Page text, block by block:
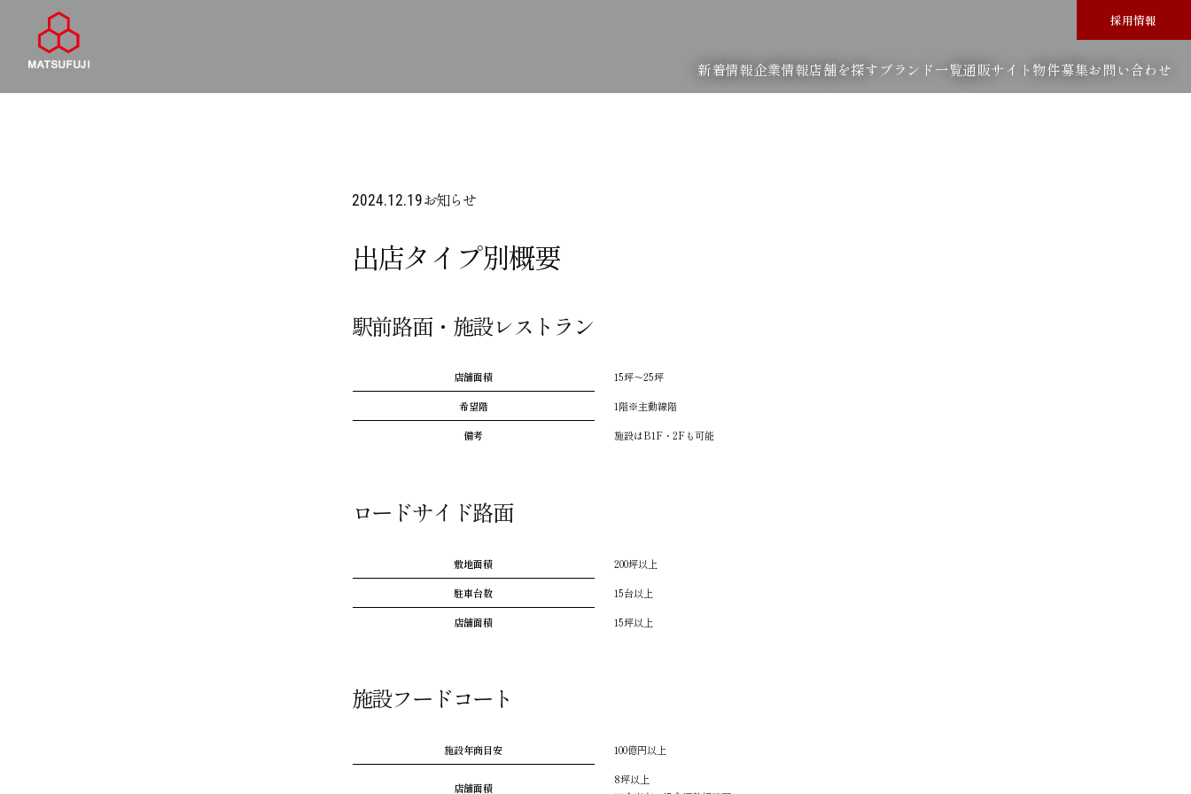
採用情報
新着情報企業情報店舗を探す ブランド一覧通販サイト 物件募集お問い合わせ
2024.12.19お知らせ
出店タイプ別概要
駅前路面・施設レストラン
店舗面積 15坪～25坪
希望階 1階※主動線階
備考 施設はB1F・2Fも可能
ロードサイド路面
敷地面積 200坪以上
駐車台数 15台以上
店舗面積 15坪以上
施設フードコート
施設年商目安 100億円以上
店舗面積
8坪以上